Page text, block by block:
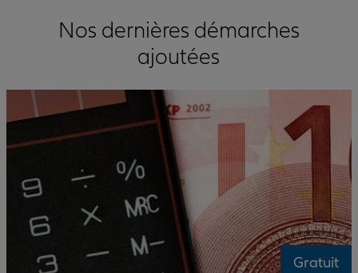
Nos dernières démarches
ajoutées
Gratuit